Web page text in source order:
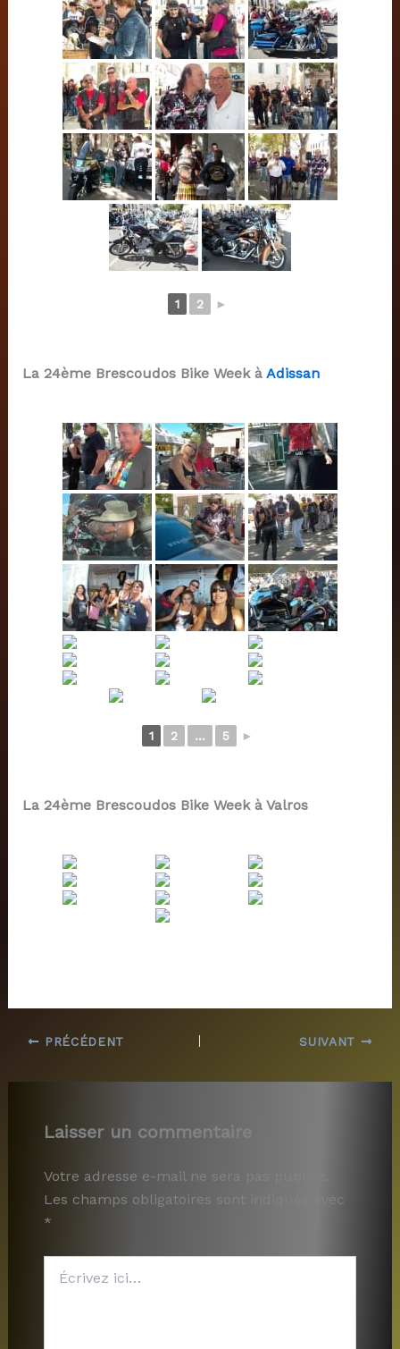
1 2 ►
La 24ème Brescoudos Bike Week à Adissan
1 2 ... 5 ►
La 24ème Brescoudos Bike Week à Valros
PRÉCÉDENT SUIVANT
Laisser un commentaire
Votre adresse e-mail ne sera pas publiée.
Les champs obligatoires sont indiqués avec
*
ici…